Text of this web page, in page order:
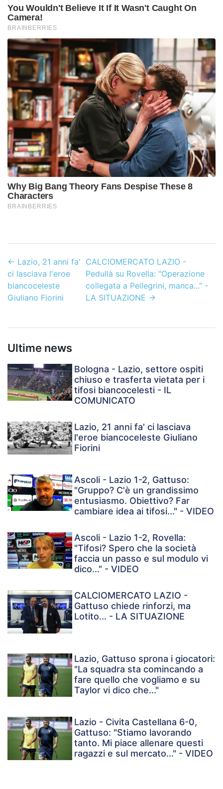
← Lazio, 21 anni fa'
ci lasciava l'eroe
biancoceleste
Giuliano Fiorini
CALCIOMERCATO LAZIO -
Pedullà su Rovella: "Operazione
collegata a Pellegrini, manca..." -
LA SITUAZIONE →
Ultime news
Bologna - Lazio, settore ospiti
chiuso e trasferta vietata per i
tifosi biancocelesti - IL
COMUNICATO
Lazio, 21 anni fa' ci lasciava
l'eroe biancoceleste Giuliano
Fiorini
Ascoli - Lazio 1-2, Gattuso:
"Gruppo? C'è un grandissimo
entusiasmo. Obiettivo? Far
cambiare idea ai tifosi..." - VIDEO
Ascoli - Lazio 1-2, Rovella:
"Tifosi? Spero che la società
faccia un passo e sul modulo vi
dico..." - VIDEO
CALCIOMERCATO LAZIO -
Gattuso chiede rinforzi, ma
Lotito... - LA SITUAZIONE
Lazio, Gattuso sprona i giocatori:
"La squadra sta comincando a
fare quello che vogliamo e su
Taylor vi dico che..."
Lazio - Civita Castellana 6-0,
Gattuso: "Stiamo lavorando
tanto. Mi piace allenare questi
ragazzi e sul mercato..." - VIDEO